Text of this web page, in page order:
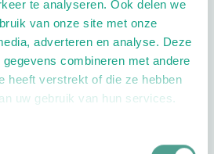
te analyseren. Ook delen we
van onze site met onze
adverteren en analyse. Deze
combineren met andere
heeft verstrekt of die ze hebben
uw gebruik van hun services.